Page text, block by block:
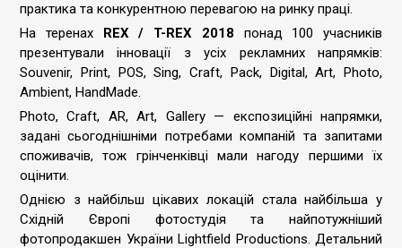
практика та конкурентною перевагою на ринку праці.
На теренахREX / T-REX 2018 понад 100 учасників
презентували інновації з усіх рекламних напрямків:
Souvenir, Print, POS, Sing, Craft, Pack, Digital, Art, Photo,
Ambient, HandMade.
Photo, Craft, AR, Art, Gallery — експозиційні напрямки,
задані сьогоднішніми потребами компаній та запитами
споживачів, тож грінченківці мали нагоду першими їх
оцінити.
Однією з найбільш цікавих локацій стала найбільша у
Східній Європі фотостудія та найпотужніший
фотопродакшен України Lightfield Productions. Детальний